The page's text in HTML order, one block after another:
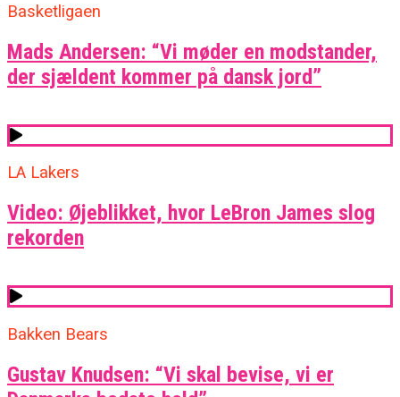
Basketligaen
Mads Andersen: “Vi møder en modstander,
der sjældent kommer på dansk jord”
LA Lakers
Video: Øjeblikket, hvor LeBron James slog
rekorden
Bakken Bears
Gustav Knudsen: “Vi skal bevise, vi er